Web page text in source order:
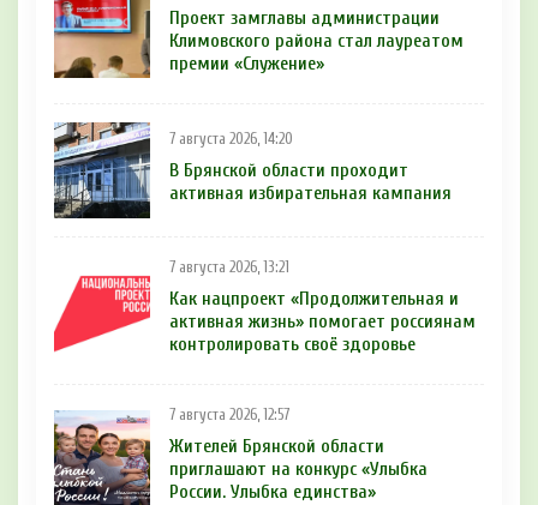
Проект замглавы администрации
Климовского района стал лауреатом
премии «Служение»
7 августа 2026, 14:20
В Брянской области проходит
активная избирательная кампания
7 августа 2026, 13:21
Как нацпроект «Продолжительная и
активная жизнь» помогает россиянам
контролировать своё здоровье
7 августа 2026, 12:57
Жителей Брянской области
приглашают на конкурс «Улыбка
России. Улыбка единства»